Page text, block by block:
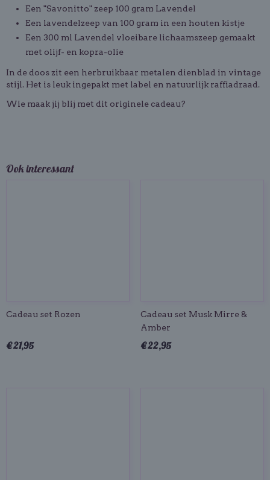
Een "Savonitto" zeep 100 gram Lavendel
Een lavendelzeep van 100 gram in een houten kistje
Een 300 ml Lavendel vloeibare lichaamszeep gemaakt
met olijf- en kopra-olie
In de doos zit een herbruikbaar metalen dienblad in vintage
stijl. Het is leuk ingepakt met label en natuurlijk raffiadraad.
Wie maak jij blij met dit originele cadeau?
Ook interessant
Cadeau set Rozen
€ 21,95
Cadeau set Musk Mirre &
Amber
€ 22,95